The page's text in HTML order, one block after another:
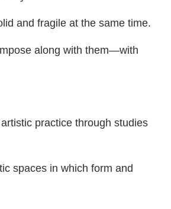
and fragile at the same time.
along with them—with
practice through studies
spaces in which form and